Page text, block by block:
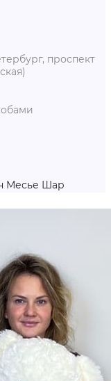
проспект
Месье Шар